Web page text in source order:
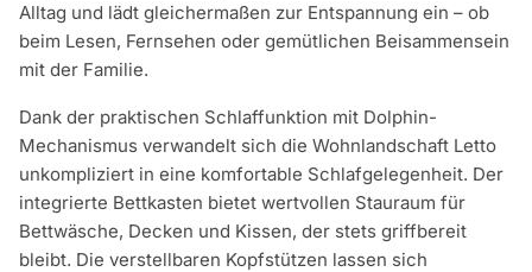
Alltag und lädt gleichermaßen zur Entspannung ein – ob
beim Lesen, Fernsehen oder gemütlichen Beisammensein
mit der Familie.
Dank der praktischen Schlaffunktion mit Dolphin-
Mechanismus verwandelt sich die Wohnlandschaft Letto
unkompliziert in eine komfortable Schlafgelegenheit. Der
integrierte Bettkasten bietet wertvollen Stauraum für
Bettwäsche, Decken und Kissen, der stets griffbereit
bleibt. Die verstellbaren Kopfstützen lassen sich